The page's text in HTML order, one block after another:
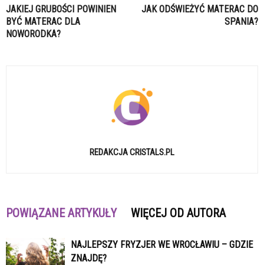
JAKIEJ GRUBOŚCI POWINIEN
BYĆ MATERAC DLA
NOWORODKA?
JAK ODŚWIEŻYĆ MATERAC DO
SPANIA?
REDAKCJA CRISTALS.PL
POWIĄZANE ARTYKUŁY WIĘCEJ OD AUTORA
NAJLEPSZY FRYZJER WE WROCŁAWIU – GDZIE
ZNAJDĘ?